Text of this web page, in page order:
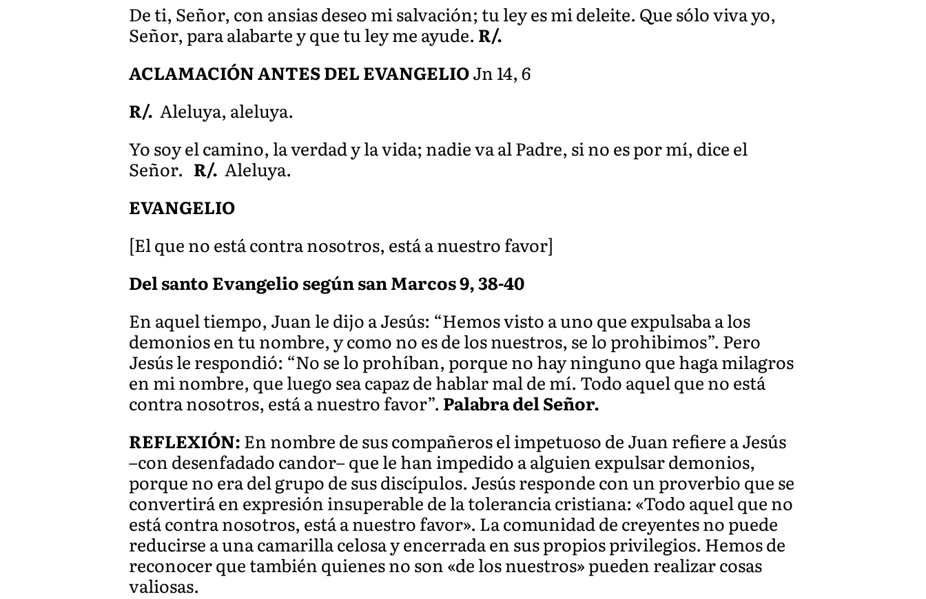
De ti, Señor, con ansias deseo mi salvación; tu ley es mi deleite. Que sólo viva yo,
Señor, para alabarte y que tu ley me ayude. R/.
ACLAMACIÓN ANTES DEL EVANGELIOJn 14, 6
R/. Aleluya, aleluya.
Yo soy el camino, la verdad y la vida; nadie va al Padre, si no es por mí, dice el
Señor. R/. Aleluya.
EVANGELIO
[El que no está contra nosotros, está a nuestro favor]
Del santo Evangelio según san Marcos 9, 38-40
En aquel tiempo, Juan le dijo a Jesús: “Hemos visto a uno que expulsaba a los
demonios en tu nombre, y como no es de los nuestros, se lo prohibimos”. Pero
Jesús le respondió: “No se lo prohíban, porque no hay ninguno que haga milagros
en mi nombre, que luego sea capaz de hablar mal de mí. Todo aquel que no está
contra nosotros, está a nuestro favor”. Palabra del Señor.
REFLEXIÓN:En nombre de sus compañeros el impetuoso de Juan refiere a Jesús
–con desenfadado candor– que le han impedido a alguien expulsar demonios,
porque no era del grupo de sus discípulos. Jesús responde con un proverbio que se
convertirá en expresión insuperable de la tolerancia cristiana: «Todo aquel que no
está contra nosotros, está a nuestro favor». La comunidad de creyentes no puede
reducirse a una camarilla celosa y encerrada en sus propios privilegios. Hemos de
reconocer que también quienes no son «de los nuestros» pueden realizar cosas
valiosas.